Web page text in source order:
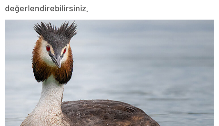
değerlendirebilirsiniz.